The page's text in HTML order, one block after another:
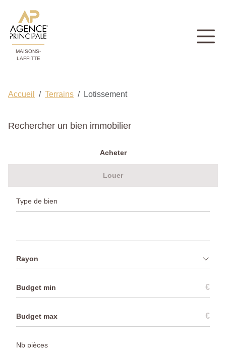
MAISONS-
LAFFITTE
Accueil Terrains Lotissement
Rechercher un bien immobilier
Acheter
Louer
Rayon
€
€